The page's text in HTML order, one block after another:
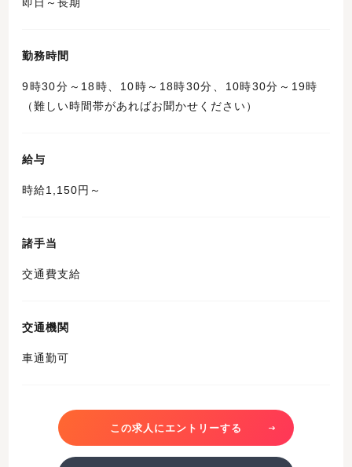
勤務時間
9時30分～18時、10時～18時30分、10時30分～19時
（難しい時間帯があればお聞かせください）
給与
時給1,150円～
諸手当
交通費支給
交通機関
車通勤可
この求人にエントリーする